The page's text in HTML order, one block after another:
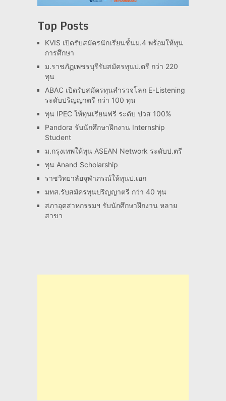
Top Posts
KVIS เปิดรับสมัครนักเรียนชั้นม.4 พร้อมให้ทุน
การศึกษา
ม.ราชภัฏเพชรบุรีรับสมัครทุนป.ตรี กว่า 220
ทุน
ABAC เปิดรับสมัครทุนสำรวจโลก E-Listening
ระดับปริญญาตรี กว่า 100 ทุน
ทุน IPEC ให้ทุนเรียนฟรี ระดับ ปวส 100%
Pandora รับนักศึกษาฝึกงาน Internship
Student
ม.กรุงเทพให้ทุน ASEAN Network ระดับป.ตรี
ทุน Anand Scholarship
ราชวิทยาลัยจุฬาภรณ์ให้ทุนป.เอก
มทส.รับสมัครทุนปริญญาตรี กว่า 40 ทุน
สภาอุตสาหกรรมฯ รับนักศึกษาฝึกงาน หลาย
สาขา